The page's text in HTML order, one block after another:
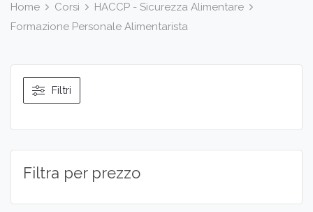
Home Corsi
HACCP - Sicurezza Alimentare
Formazione Personale Alimentarista
Filtri
Filtra per prezzo